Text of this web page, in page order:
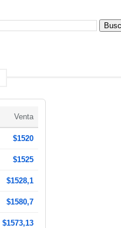
Venta
$1520
$1525
$1528,1
$1580,7
$1573,13